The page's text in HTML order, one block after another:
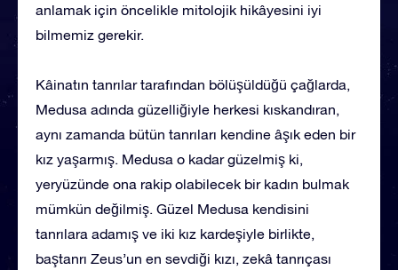
anlamak için öncelikle mitolojik hikâyesini iyi
bilmemiz gerekir.
Kâinatın tanrılar tarafından bölüşüldüğü çağlarda,
Medusa adında güzelliğiyle herkesi kıskandıran,
aynı zamanda bütün tanrıları kendine âşık eden bir
kız yaşarmış. Medusa o kadar güzelmiş ki,
yeryüzünde ona rakip olabilecek bir kadın bulmak
mümkün değilmiş. Güzel Medusa kendisini
tanrılara adamış ve iki kız kardeşiyle birlikte,
baştanrı Zeus’un en sevdiği kızı, zekâ tanrıçası